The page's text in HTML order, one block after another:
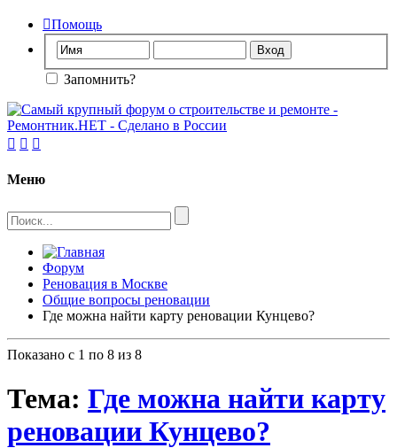
Помощь
Запомнить?
  
Меню
Форум
Реновация в Москве
Общие вопросы реновации
Где можна найти карту реновации Кунцево?
Показано с 1 по 8 из 8
Тема: Где можна найти карту
реновации Кунцево?